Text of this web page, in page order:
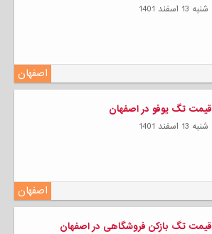
شنبه 13 اسفند 1401
اصفهان
قیمت تگ یوفو در اصفهان
شنبه 13 اسفند 1401
اصفهان
قیمت تگ بازکن فروشگاهی در اصفهان